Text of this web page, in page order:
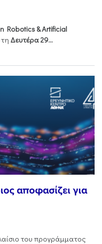
Robotics &Artificial
Δευτέρα 29...
αποφασίζει για
του προγράμματος